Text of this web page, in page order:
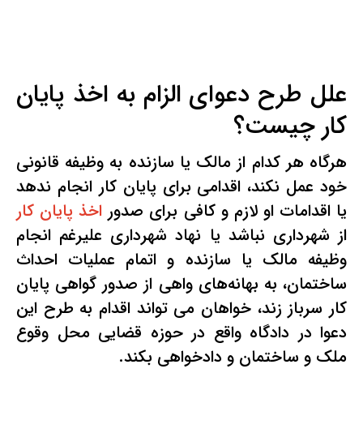
علل طرح دعوای الزام به اخذ پایان
کار چیست؟
هرگاه هر کدام از مالک یا سازنده به وظیفه قانونی
خود عمل نکند، اقدامی برای پایان کار انجام ندهد
یا اقدامات او لازم و کافی برای صدور اخذ پایان کار
از شهرداری نباشد یا نهاد شهرداری علیرغم انجام
وظیفه مالک یا سازنده و اتمام عملیات احداث
ساختمان، به بهانه‌های واهی از صدور گواهی پایان
کار سرباز زند، خواهان می تواند اقدام به طرح این
دعوا در دادگاه واقع در حوزه قضایی محل وقوع
ملک و ساختمان و دادخواهی بکند.